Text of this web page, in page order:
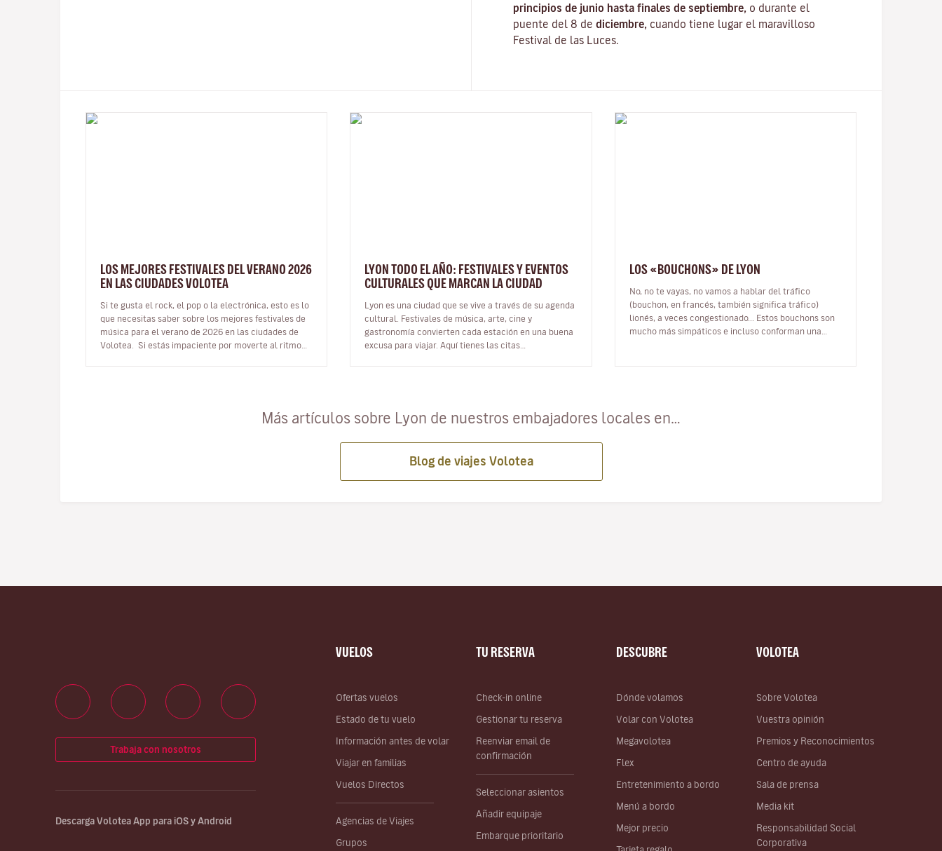
principios de junio hasta finales de septiembre, o durante el
puente del 8 de diciembre, cuando tiene lugar el maravilloso
Festival de las Luces
LOS MEJORES FESTIVALES DEL VERANO 2026
EN LAS CIUDADES VOLOTEA
Si te gusta el rock, el pop o la electrónica, esto es lo
que necesitas saber sobre los mejores festivales de
música para el verano de 2026 en las ciudades de
Volotea. Si estás impaciente por moverte al ritmo
LYON TODO EL AÑO: FESTIVALES Y EVENTOS
CULTURALES QUE MARCAN LA CIUDAD
Lyon es una ciudad que se vive a través de su agenda
cultural. Festivales de música, arte, cine y
gastronomía convierten cada estación en una buena
excusa para viajar. Aquí tienes las citas
LOS «BOUCHONS» DE LYON
No, no te vayas, no vamos a hablar del tráfico
(bouchon, en francés, también significa tráfico)
lionés, a veces congestionado... Estos bouchons son
mucho más simpáticos e incluso conforman una
Más artículos sobre Lyon de nuestros embajadores locales en…
Blog de viajes Volotea
VUELOS
Ofertas vuelos
Estado de tu vuelo
Información antes de volar
Viajar en familias
Vuelos Directos
Agencias de Viajes
Grupos
TU RESERVA
Check-in online
Gestionar tu reserva
Reenviar email de
confirmación
Seleccionar asientos
Añadir equipaje
Embarque prioritario
DESCUBRE
Dónde volamos
Volar con Volotea
Megavolotea
Flex
Entretenimiento a bordo
Menú a bordo
Mejor precio
VOLOTEA
Sobre Volotea
Vuestra opinión
Premios y Reconocimientos
Centro de ayuda
Sala de prensa
Media kit
Responsabilidad Social
Corporativa
Trabaja con nosotros
Descarga Volotea App para iOS y Android